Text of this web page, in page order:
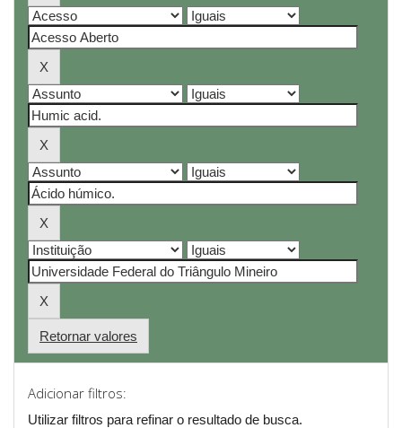
Retornar valores
Adicionar filtros:
Utilizar filtros para refinar o resultado de busca.